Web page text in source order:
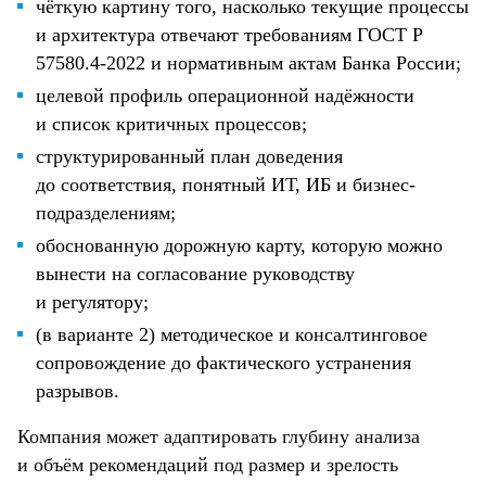
чёткую картину того, насколько текущие процессы
и архитектура отвечают требованиям ГОСТ Р
57580.4-2022 и нормативным актам Банка России;
целевой профиль операционной надёжности
и список критичных процессов;
структурированный план доведения
до соответствия, понятный ИТ, ИБ и бизнес-
подразделениям;
обоснованную дорожную карту, которую можно
вынести на согласование руководству
и регулятору;
(в варианте 2) методическое и консалтинговое
сопровождение до фактического устранения
разрывов.
Компания может адаптировать глубину анализа
и объём рекомендаций под размер и зрелость